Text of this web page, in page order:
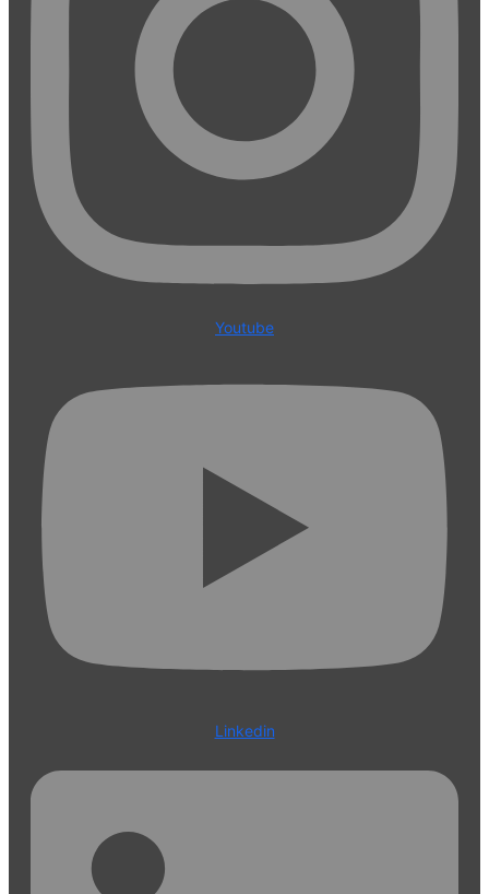
Youtube
Linkedin